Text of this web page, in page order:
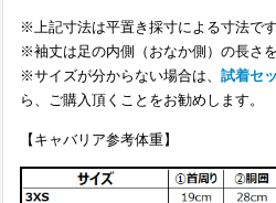
※上記寸法は平置き採寸による寸法で
※袖丈は足の内側（おなか側）の長さを
※サイズが分からない場合は、 試着セ
ら、ご購入頂くことをお勧めします。
【キャバリア参考体重】